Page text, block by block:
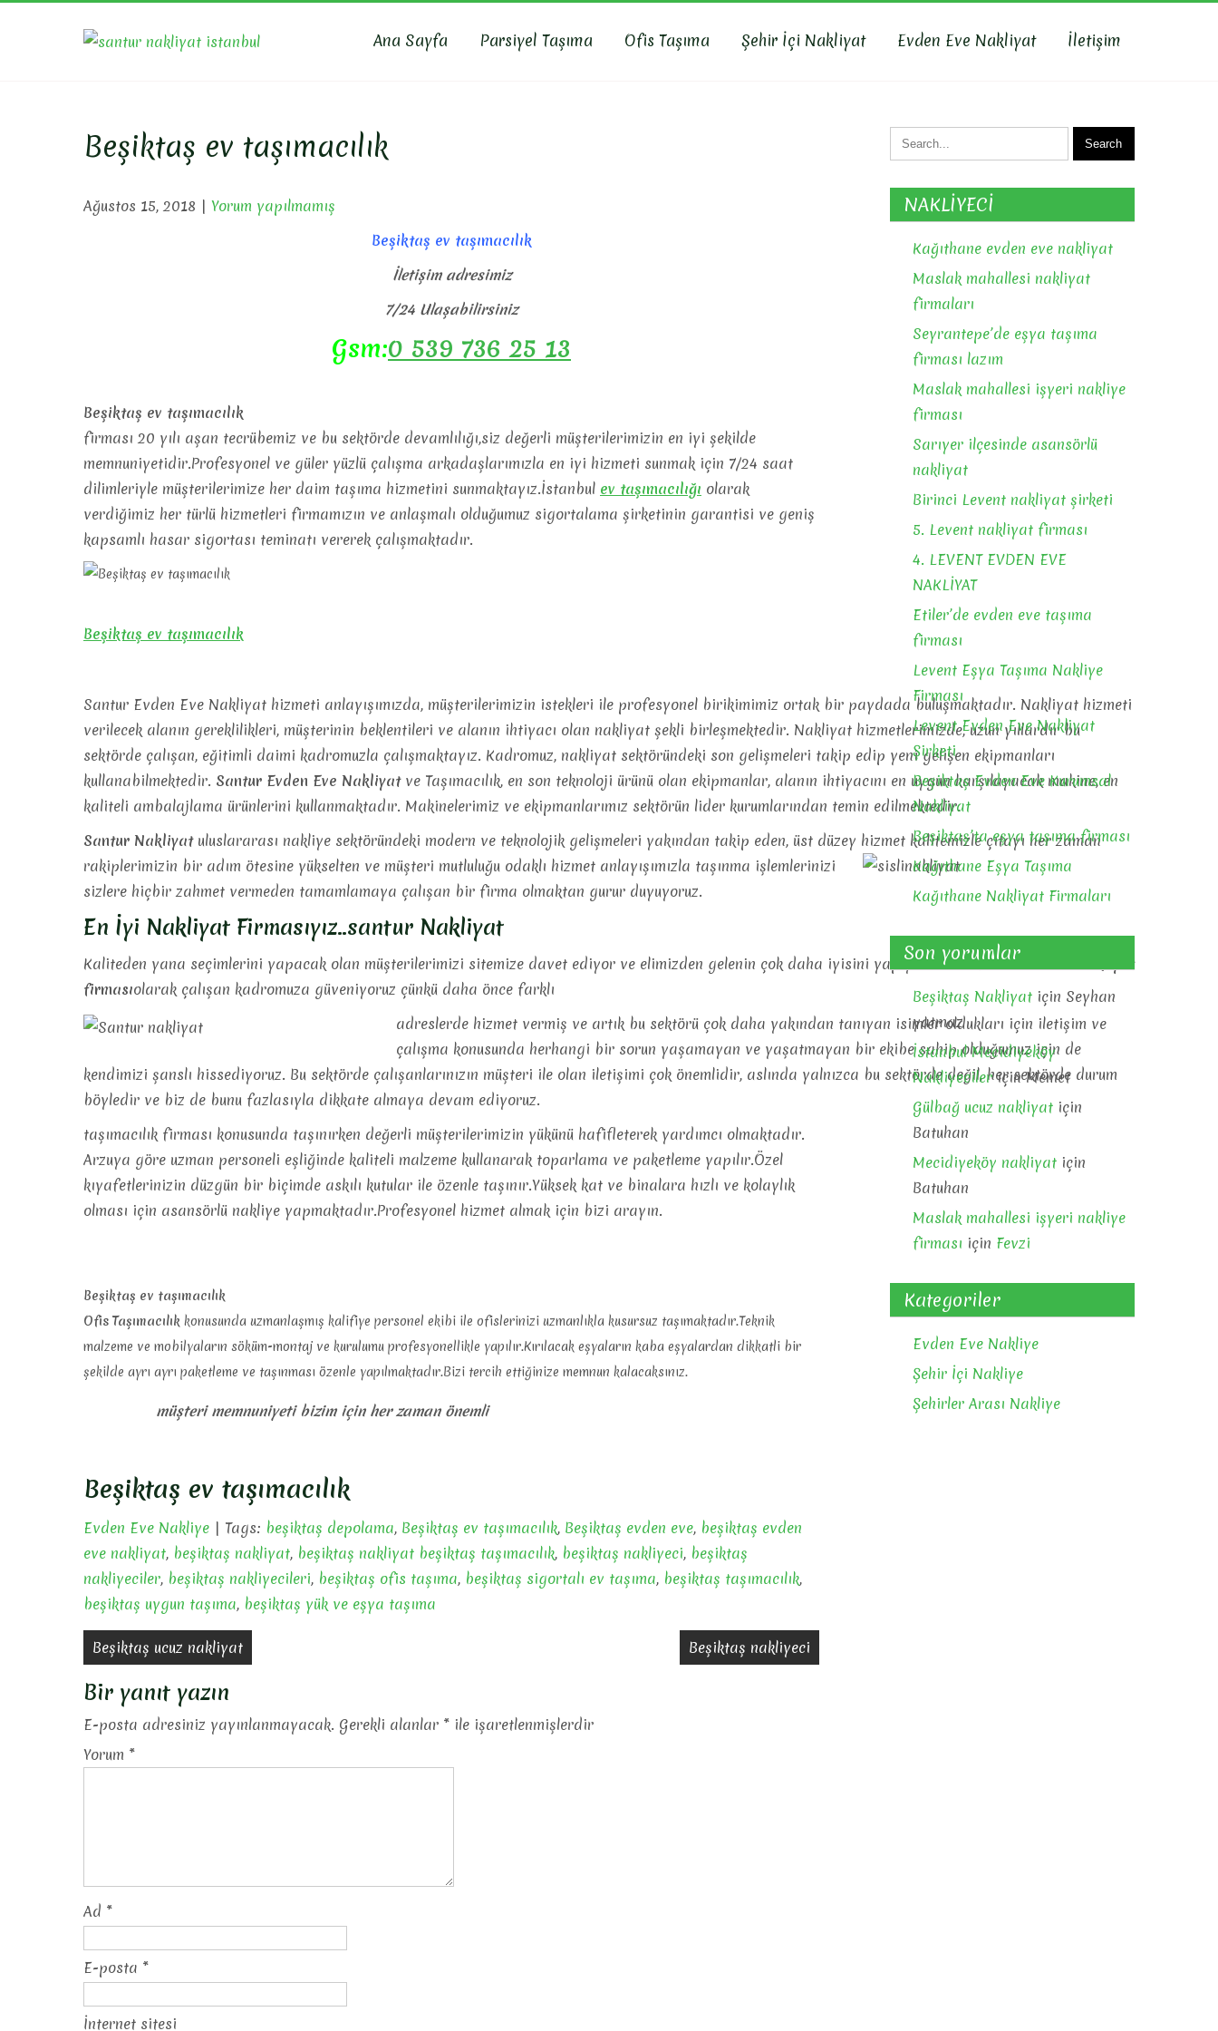
SANTUR NAKLIYAT
Evden Eve Nakliyat, İş Yeri Taşıma, Eşya Taşıma
Ana Sayfa Parsiyel Taşıma Ofis Taşıma Şehir İçi Nakliyat Evden Eve Nakliyat İletişim
Beşiktaş ev taşımacılık
Ağustos 15, 2018 | Yorum yapılmamış
Beşiktaş ev taşımacılık
İletişim adresimiz
7/24 Ulaşabilirsiniz
Gsm:0 539 736 25 13
Beşiktaş ev taşımacılık
firması 20 yılı aşan tecrübemiz ve bu sektörde devamlılığı,siz değerli müşterilerimizin en iyi şekilde
memnuniyetidir.Profesyonel ve güler yüzlü çalışma arkadaşlarımızla en iyi hizmeti sunmak için 7/24 saat
dilimleriyle müşterilerimize her daim taşıma hizmetini sunmaktayız.İstanbul ev taşımacılığı olarak
verdiğimiz her türlü hizmetleri firmamızın ve anlaşmalı olduğumuz sigortalama şirketinin garantisi ve geniş
kapsamlı hasar sigortası teminatı vererek çalışmaktadır.
Beşiktaş ev taşımacılık
Santur Evden Eve Nakliyat hizmeti anlayışımızda, müşterilerimizin istekleri ile profesyonel birikimimiz ortak bir paydada buluşmaktadır. Nakliyat hizmeti
verilecek alanın gereklilikleri, müşterinin beklentileri ve alanın ihtiyacı olan nakliyat şekli birleşmektedir. Nakliyat hizmetlerimizde, uzun yıllardır bu
sektörde çalışan, eğitimli daimi kadromuzla çalışmaktayız. Kadromuz, nakliyat sektöründeki son gelişmeleri takip edip yeni gelişen ekipmanları
kullanabilmektedir. Santur Evden Eve Nakliyatve Taşımacılık, en son teknoloji ürünü olan ekipmanlar, alanın ihtiyacını en uygun karşılayacak makine, en
kaliteli ambalajlama ürünlerini kullanmaktadır. Makinelerimiz ve ekipmanlarımız sektörün lider kurumlarından temin edilmektedir.
Santur Nakliyatuluslararası nakliye sektöründeki modern ve teknolojik gelişmeleri yakından takip eden, üst düzey hizmet kalitemizle çıtayı her zaman
rakiplerimizin bir adım ötesine yükselten ve müşteri mutluluğu odaklı hizmet anlayışımızla taşınma işlemlerinizi
sizlere hiçbir zahmet vermeden tamamlamaya çalışan bir firma olmaktan gurur duyuyoruz.
En İyi Nakliyat Firmasıyız..santur Nakliyat
Kaliteden yana seçimlerini yapacak olan müşterilerimizi sitemize davet ediyor ve elimizden gelenin çok daha iyisini yapıyoruz.Santur Evden Eve Nakliyat
firmasıolarak çalışan kadromuza güveniyoruz çünkü daha önce farklı
adreslerde hizmet vermiş ve artık bu sektörü çok daha yakından tanıyan isimler oldukları için iletişim ve
çalışma konusunda herhangi bir sorun yaşamayan ve yaşatmayan bir ekibe sahip olduğumuz için de
kendimizi şanslı hissediyoruz. Bu sektörde çalışanlarınızın müşteri ile olan iletişimi çok önemlidir, aslında yalnızca bu sektörde değil, her sektörde durum
böyledir ve biz de bunu fazlasıyla dikkate almaya devam ediyoruz.
taşımacılık firması konusunda taşınırken değerli müşterilerimizin yükünü hafifleterek yardımcı olmaktadır.
Arzuya göre uzman personeli eşliğinde kaliteli malzeme kullanarak toparlama ve paketleme yapılır.Özel
kıyafetlerinizin düzgün bir biçimde askılı kutular ile özenle taşınır.Yüksek kat ve binalara hızlı ve kolaylık
olması için asansörlü nakliye yapmaktadır.Profesyonel hizmet almak için bizi arayın.
Beşiktaş ev taşımacılık
Ofis Taşımacılık konusunda uzmanlaşmış kalifiye personel ekibi ile ofislerinizi uzmanlıkla kusursuz taşımaktadır.Teknik
malzeme ve mobilyaların söküm-montaj ve kurulumu profesyonellikle yapılır.Kırılacak eşyaların kaba eşyalardan dikkatli bir
şekilde ayrı ayrı paketleme ve taşınması özenle yapılmaktadır.Bizi tercih ettiğinize memnun kalacaksınız.
müşteri memnuniyeti bizim için her zaman önemli
Beşiktaş ev taşımacılık
Evden Eve Nakliye | Tags: beşiktaş depolama, Beşiktaş ev taşımacılık, Beşiktaş evden eve, beşiktaş evden
eve nakliyat, beşiktaş nakliyat, beşiktaş nakliyat beşiktaş taşımacılık, beşiktaş nakliyeci, beşiktaş
nakliyeciler, beşiktaş nakliyecileri, beşiktaş ofis taşıma, beşiktaş sigortalı ev taşıma, beşiktaş taşımacılık,
beşiktaş uygun taşıma, beşiktaş yük ve eşya taşıma
Yazı
gezinmesi
Beşiktaş ucuz nakliyat Beşiktaş nakliyeci
Bir yanıt yazın
E-posta adresiniz yayınlanmayacak. Gerekli alanlar * ile işaretlenmişlerdir
Yorum *
Ad *
E-posta *
İnternet sitesi
NAKLİYECİ
Kağıthane evden eve nakliyat
Maslak mahallesi nakliyat
firmaları
Seyrantepe’de eşya taşıma
firması lazım
Maslak mahallesi işyeri nakliye
firması
Sarıyer ilçesinde asansörlü
nakliyat
Birinci Levent nakliyat şirketi
5. Levent nakliyat firması
4. LEVENT EVDEN EVE
NAKLİYAT
Etiler’de evden eve taşıma
firması
Levent Eşya Taşıma Nakliye
Firması
Levent Evden Eve Nakliyat
Şirketi
Beşiktaş Evden Eve Kurumsal
Nakliyat
Beşiktaş’ta eşya taşıma firması
Kağıthane Eşya Taşıma
Kağıthane Nakliyat Firmaları
Son yorumlar
Beşiktaş Nakliyat için Seyhan
yatmaz
İstanbul Mecidiyeköy
NakliyecileriçinMemet
Gülbağ ucuz nakliyat için
Batuhan
Mecidiyeköy nakliyat için
Batuhan
Maslak mahallesi işyeri nakliye
firması için Fevzi
Kategoriler
Evden Eve Nakliye
Şehir İçi Nakliye
Şehirler Arası Nakliye